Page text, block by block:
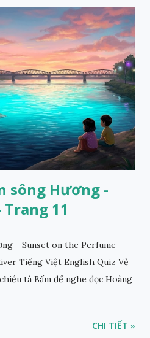
sông Hương -
Trang 11
- Sunset on the Perfume
Tiếng Việt English Quiz Vẻ
tà Bấm để nghe đọc Hoàng
CHI TIẾT »